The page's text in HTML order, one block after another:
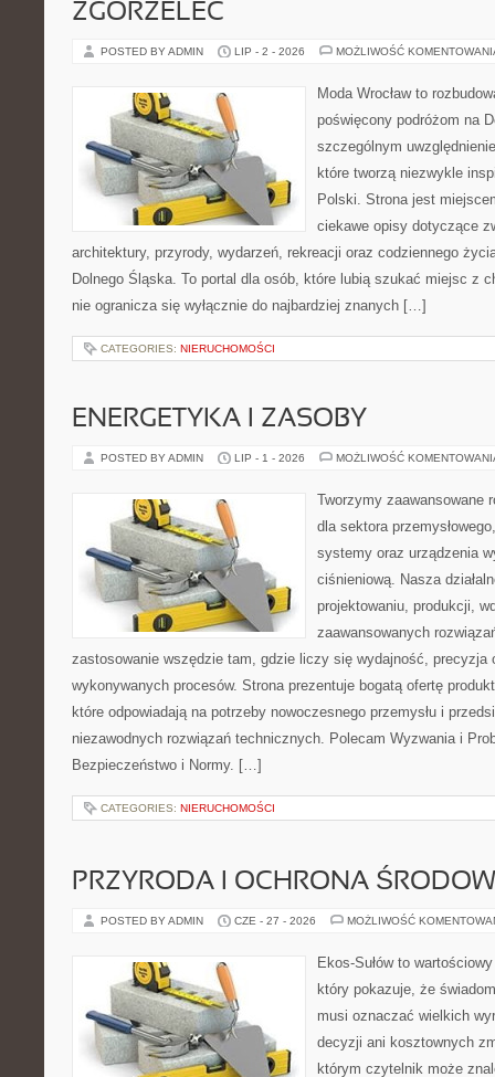
ZGORZELEC
POSTED BY ADMIN LIP - 2 - 2026 MOŻLIWOŚĆ
Moda Wrocław to
poświęcony podróżom na
szczególnym
które tworzą niezwykle
Polski. Strona jest
ciekawe opisy dotyczące
architektury, przyrody, wydarzeń, rekreacji oraz codziennego
Dolnego Śląska. To portal dla osób, które lubią szukać miejsc z
nie ogranicza się wyłącznie do najbardziej znanych […]
CATEGORIES: NIERUCHOMOŚCI
ENERGETYKA I ZASOBY
POSTED BY ADMIN LIP - 1 - 2026 MOŻLIWOŚĆ
Tworzymy zaawansowane
dla sektora
systemy oraz urządzenia
ciśnieniową. Nasza
projektowaniu, produkcji,
zaawansowanych
zastosowanie wszędzie tam, gdzie liczy się wydajność, precyzja
wykonywanych procesów. Strona prezentuje bogatą ofertę
które odpowiadają na potrzeby nowoczesnego przemysłu i
niezawodnych rozwiązań technicznych. Polecam Wyzwania i
Bezpieczeństwo i Normy. […]
CATEGORIES: NIERUCHOMOŚCI
PRZYRODA I OCHRONA
POSTED BY ADMIN CZE - 27 - 2026 MOŻLIWOŚĆ
Ekos-Sułów to
który pokazuje, że
musi oznaczać wielkich
decyzji ani kosztownych
którym czytelnik może